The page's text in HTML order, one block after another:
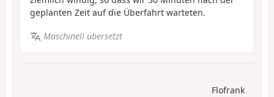
geplanten Zeit auf die Überfahrt warteten.
Maschinell übersetzt
Flofrank